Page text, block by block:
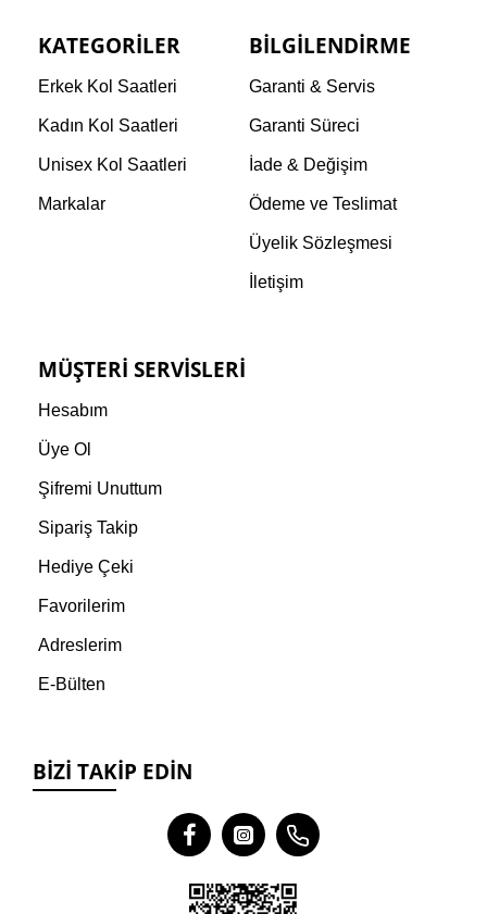
KATEGORILER
Erkek Kol Saatleri
Kadın Kol Saatleri
Unisex Kol Saatleri
Markalar
BILGILENDIRME
Garanti & Servis
Garanti Süreci
İade & Değişim
Ödeme ve Teslimat
Üyelik Sözleşmesi
İletişim
MÜŞTERI SERVISLERI
Hesabım
Üye Ol
Şifremi Unuttum
Sipariş Takip
Hediye Çeki
Favorilerim
Adreslerim
E-Bülten
BIZI TAKIP EDIN